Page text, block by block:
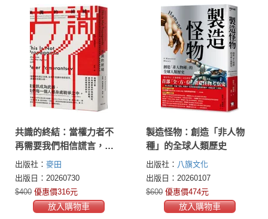
共識的終結：當權力者不
再需要我們相信謊言，誰
掌握現實的定義權，誰就
能操控政治
出版社： 麥田
出版日：20260730
$400 優惠價316元
放入購物車
製造怪物：創造「非人物
種」的全球人類歷史
出版社： 八旗文化
出版日：20260107
$600 優惠價474元
放入購物車